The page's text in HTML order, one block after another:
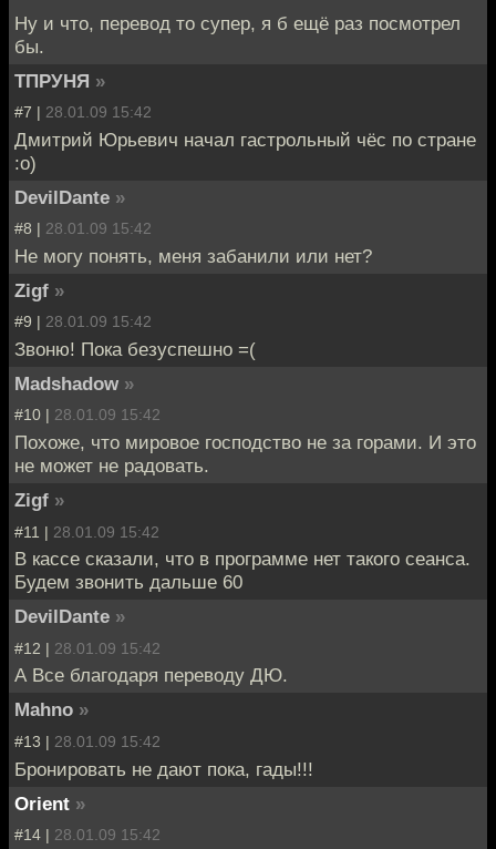
Ну и что, перевод то супер, я б ещё раз посмотрел
бы.
ТПРУНЯ »
#7 | 28.01.09 15:42
Дмитрий Юрьевич начал гастрольный чёс по стране
:о)
DevilDante »
#8 | 28.01.09 15:42
Не могу понять, меня забанили или нет?
Zigf »
#9 | 28.01.09 15:42
Звоню! Пока безуспешно =(
Madshadow »
#10 | 28.01.09 15:42
Похоже, что мировое господство не за горами. И это
не может не радовать.
Zigf »
#11 | 28.01.09 15:42
В кассе сказали, что в программе нет такого сеанса.
Будем звонить дальше 60
DevilDante »
#12 | 28.01.09 15:42
А Все благодаря переводу ДЮ.
Mahno »
#13 | 28.01.09 15:42
Бронировать не дают пока, гады!!!
Orient »
#14 | 28.01.09 15:42